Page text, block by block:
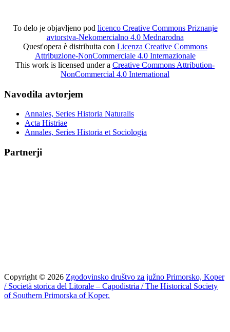
To delo je objavljeno pod licenco Creative Commons Priznanje
avtorstva-Nekomercialno 4.0 Mednarodna
Quest'opera è distribuita con Licenza Creative Commons
Attribuzione-NonCommerciale 4.0 Internazionale
This work is licensed under a Creative Commons Attribution-
NonCommercial 4.0 International
Navodila avtorjem
Annales, Series Historia Naturalis
Acta Histriae
Annales, Series Historia et Sociologia
Partnerji
Copyright © 2026 Zgodovinsko društvo za južno Primorsko, Koper
/ Società storica del Litorale – Capodistria / The Historical Society
of Southern Primorska of Koper.